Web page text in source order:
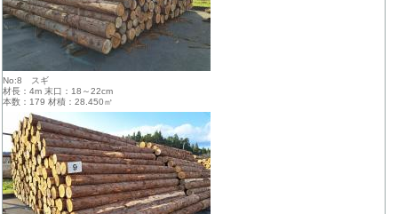
No:8 スギ
材長：4m 末口：18～22cm
本数：179 材積：28.450㎥